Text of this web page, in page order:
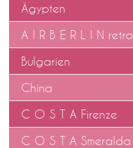
Ägypten
A I R B E R L I N retro
Bulgarien
China
C O S T A Firenze
C O S T A Smeralda